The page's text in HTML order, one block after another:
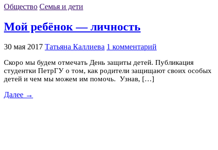
Общество Семья и дети
Мой ребёнок — личность
30 мая 2017 Татьяна Каллиева 1 комментарий
Скоро мы будем отмечать День защиты детей. Публикация
студентки ПетрГУ о том, как родители защищают своих особых
детей и чем мы можем им помочь. Узнав, […]
Далее →